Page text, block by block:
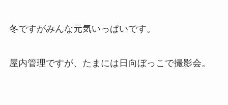
冬ですがみんな元気いっぱいです。
屋内管理ですが、たまには日向ぼっこで撮影会。